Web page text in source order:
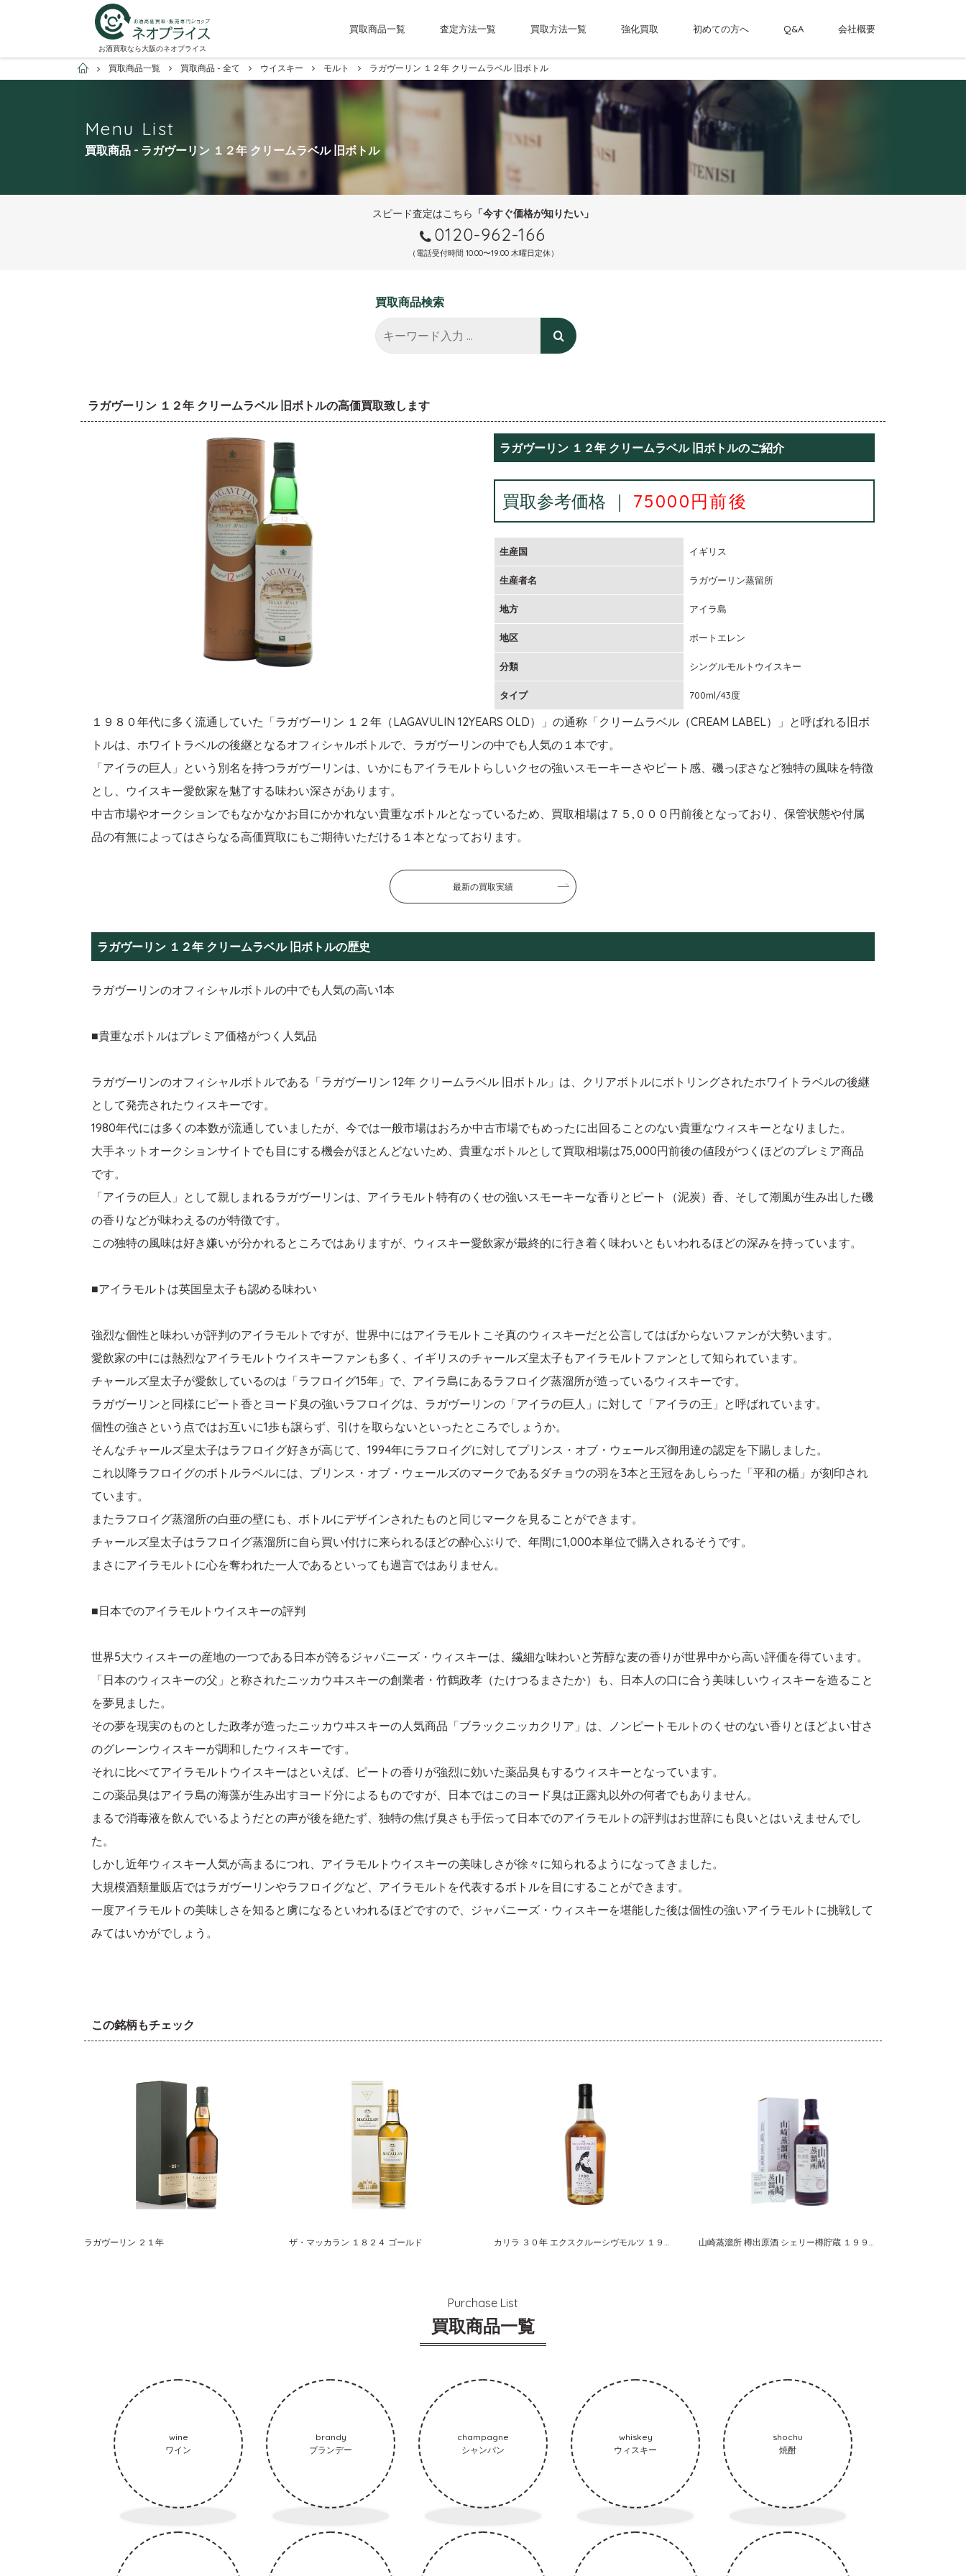
お酒買取なら大阪のネオプライス
買取商品一覧 査定方法一覧 買取方法一覧 強化買取 初めての方へ Q&A 会社概要
お酒買取専門店ネオプライス
買取商品一覧 買取商品 - 全て ウイスキー モルト ラガヴーリン １２年 クリームラベル 旧ボトル
Menu List
買取商品 - ラガヴーリン １２年 クリームラベル 旧ボトル
スピード査定はこちら 「今すぐ価格が知りたい」
0120-962-166
（電話受付時間 10:00〜19:00 木曜日定休）
買取商品検索
ラガヴーリン １２年 クリームラベル 旧ボトルの高価買取致します
ラガヴーリン １２年 クリームラベル 旧ボトルのご紹介
買取参考価格 ｜ 75000円前後
生産国 イギリス
生産者名 ラガヴーリン蒸留所
地方 アイラ島
地区 ポートエレン
分類 シングルモルトウイスキー
タイプ 700ml/43度
１９８０年代に多く流通していた「ラガヴーリン １２年（LAGAVULIN 12YEARS OLD）」の通称「クリームラベル（CREAM LABEL）」と呼ばれる旧ボ
トルは、ホワイトラベルの後継となるオフィシャルボトルで、ラガヴーリンの中でも人気の１本です。
「アイラの巨人」という別名を持つラガヴーリンは、いかにもアイラモルトらしいクセの強いスモーキーさやピート感、磯っぽさなど独特の風味を特徴
とし、ウイスキー愛飲家を魅了する味わい深さがあります。
中古市場やオークションでもなかなかお目にかかれない貴重なボトルとなっているため、買取相場は７５,０００円前後となっており、保管状態や付属
品の有無によってはさらなる高価買取にもご期待いただける１本となっております。
最新の買取実績
ラガヴーリン １２年 クリームラベル 旧ボトルの歴史
ラガヴーリンのオフィシャルボトルの中でも人気の高い1本
■貴重なボトルはプレミア価格がつく人気品
ラガヴーリンのオフィシャルボトルである「ラガヴーリン 12年 クリームラベル 旧ボトル」は、クリアボトルにボトリングされたホワイトラベルの後継
として発売されたウィスキーです。
1980年代には多くの本数が流通していましたが、今では一般市場はおろか中古市場でもめったに出回ることのない貴重なウィスキーとなりました。
大手ネットオークションサイトでも目にする機会がほとんどないため、貴重なボトルとして買取相場は75,000円前後の値段がつくほどのプレミア商品
です。
「アイラの巨人」として親しまれるラガヴーリンは、アイラモルト特有のくせの強いスモーキーな香りとピート（泥炭）香、そして潮風が生み出した磯
の香りなどが味わえるのが特徴です。
この独特の風味は好き嫌いが分かれるところではありますが、ウィスキー愛飲家が最終的に行き着く味わいともいわれるほどの深みを持っています。
■アイラモルトは英国皇太子も認める味わい
強烈な個性と味わいが評判のアイラモルトですが、世界中にはアイラモルトこそ真のウィスキーだと公言してはばからないファンが大勢います。
愛飲家の中には熱烈なアイラモルトウイスキーファンも多く、イギリスのチャールズ皇太子もアイラモルトファンとして知られています。
チャールズ皇太子が愛飲しているのは「ラフロイグ15年」で、アイラ島にあるラフロイグ蒸溜所が造っているウィスキーです。
ラガヴーリンと同様にピート香とヨード臭の強いラフロイグは、ラガヴーリンの「アイラの巨人」に対して「アイラの王」と呼ばれています。
個性の強さという点ではお互いに1歩も譲らず、引けを取らないといったところでしょうか。
そんなチャールズ皇太子はラフロイグ好きが高じて、1994年にラフロイグに対してプリンス・オブ・ウェールズ御用達の認定を下賜しました。
これ以降ラフロイグのボトルラベルには、プリンス・オブ・ウェールズのマークであるダチョウの羽を3本と王冠をあしらった「平和の楯」が刻印され
ています。
またラフロイグ蒸溜所の白亜の壁にも、ボトルにデザインされたものと同じマークを見ることができます。
チャールズ皇太子はラフロイグ蒸溜所に自ら買い付けに来られるほどの酔心ぶりで、年間に1,000本単位で購入されるそうです。
まさにアイラモルトに心を奪われた一人であるといっても過言ではありません。
■日本でのアイラモルトウイスキーの評判
世界5大ウィスキーの産地の一つである日本が誇るジャパニーズ・ウィスキーは、繊細な味わいと芳醇な麦の香りが世界中から高い評価を得ています。
「日本のウィスキーの父」と称されたニッカウヰスキーの創業者・竹鶴政孝（たけつるまさたか）も、日本人の口に合う美味しいウィスキーを造ること
を夢見ました。
その夢を現実のものとした政孝が造ったニッカウヰスキーの人気商品「ブラックニッカクリア」は、ノンピートモルトのくせのない香りとほどよい甘さ
のグレーンウィスキーが調和したウィスキーです。
それに比べてアイラモルトウイスキーはといえば、ピートの香りが強烈に効いた薬品臭もするウィスキーとなっています。
この薬品臭はアイラ島の海藻が生み出すヨード分によるものですが、日本ではこのヨード臭は正露丸以外の何者でもありません。
まるで消毒液を飲んでいるようだとの声が後を絶たず、独特の焦げ臭さも手伝って日本でのアイラモルトの評判はお世辞にも良いとはいえませんでし
た。
しかし近年ウィスキー人気が高まるにつれ、アイラモルトウイスキーの美味しさが徐々に知られるようになってきました。
大規模酒類量販店ではラガヴーリンやラフロイグなど、アイラモルトを代表するボトルを目にすることができます。
一度アイラモルトの美味しさを知ると虜になるといわれるほどですので、ジャパニーズ・ウィスキーを堪能した後は個性の強いアイラモルトに挑戦して
みてはいかがでしょう。
この銘柄もチェック
ラガヴーリン ２１年 ザ・マッカラン １８２４ ゴールド カリラ ３０年 エクスクルーシヴモルツ １９８０ 山崎蒸溜所 樽出原酒 シェリー樽貯蔵 １９９５-２００７ サントリー
Purchase List
買取商品一覧
wine
ワイン
brandy
ブランデー
champagne
シャンパン
whiskey
ウィスキー
shochu
焼酎